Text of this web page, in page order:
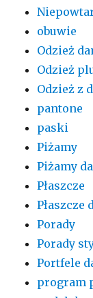
obuwie
Odzież
Odzież
Odzież z
pantone
paski
Piżamy
Piżamy
Płaszcze
Płaszcze
Porady
Porady
Portfele
program